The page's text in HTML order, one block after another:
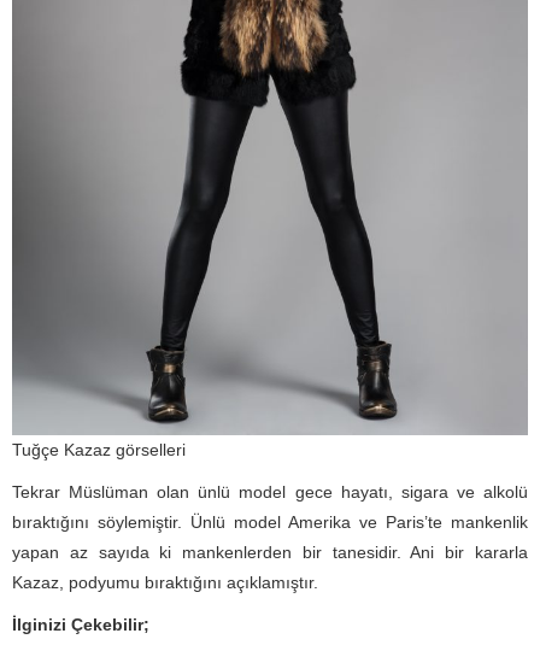
Tuğçe Kazaz görselleri
Tekrar Müslüman olan ünlü model gece hayatı, sigara ve alkolü
bıraktığını söylemiştir. Ünlü model Amerika ve Paris’te mankenlik
yapan az sayıda ki mankenlerden bir tanesidir. Ani bir kararla
Kazaz, podyumu bıraktığını açıklamıştır.
İlginizi Çekebilir;